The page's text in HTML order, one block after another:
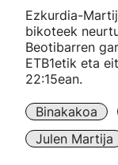
"Helmuga"
Ezkurdia-
bikoteek
Beotibarren
ETB1etik eta
22:15ean.
Binakakoa
Julen Martija